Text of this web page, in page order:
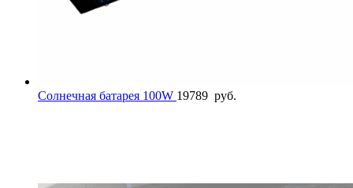
Солнечная батарея 100W 19789 руб.